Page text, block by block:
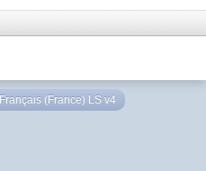
Français (France) LS v4